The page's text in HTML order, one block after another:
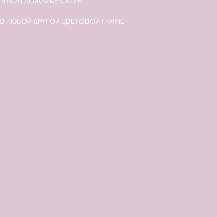
ДОЖДИКЕ САТИН
любой другой цветовой гамме